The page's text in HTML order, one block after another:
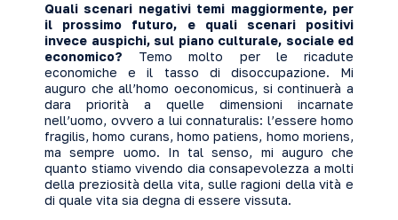
Quali scenari negativi temi maggiormente, per
il prossimo futuro, e quali scenari positivi
invece auspichi, sul piano culturale, sociale ed
economico? Temo molto per le ricadute
economiche e il tasso di disoccupazione. Mi
auguro che all’homo oeconomicus, si continuerà a
dara priorità a quelle dimensioni incarnate
nell’uomo, ovvero a lui connaturalis: l’essere homo
fragilis, homo curans, homo patiens, homo moriens,
ma sempre uomo. In tal senso, mi auguro che
quanto stiamo vivendo dia consapevolezza a molti
della preziosità della vita, sulle ragioni della vità e
di quale vita sia degna di essere vissuta.